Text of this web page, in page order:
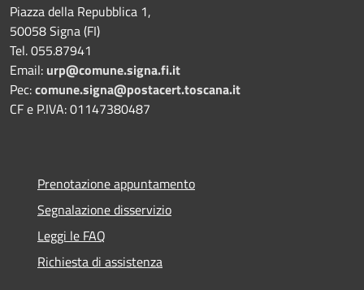
Piazza della Repubblica 1,
50058 Signa (FI)
Tel. 055.87941
Email: urp@comune.signa.fi.it
Pec:comune.signa@postacert.toscana.it
CF e P.IVA: 01147380487
Prenotazione appuntamento
Segnalazione disservizio
Leggi le FAQ
Richiesta di assistenza